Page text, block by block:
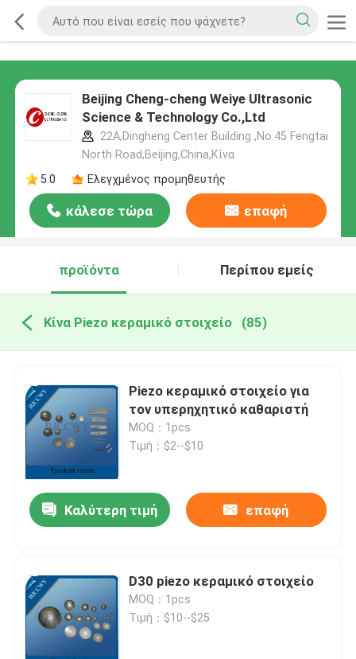
Beijing Cheng-cheng Weiye Ultrasonic
Science & Technology Co.,Ltd
22A,Dingheng Center Building ,No.45 Fengtai
North Road,Beijing,China,Κίνα
5.0
Ελεγχμένος προμηθευτής
κάλεσε τώρα επαφή
προϊόντα Περίπου εμείς
Κίνα Piezo κεραμικό στοιχείο (85)
Piezo κεραμικό στοιχείο για
τον υπερηχητικό καθαριστή
MOQ：1pcs
Τιμή：$2--$10
Καλύτερη τιμή επαφή
D30 piezo κεραμικό στοιχείο
MOQ：1pcs
Τιμή：$10--$25